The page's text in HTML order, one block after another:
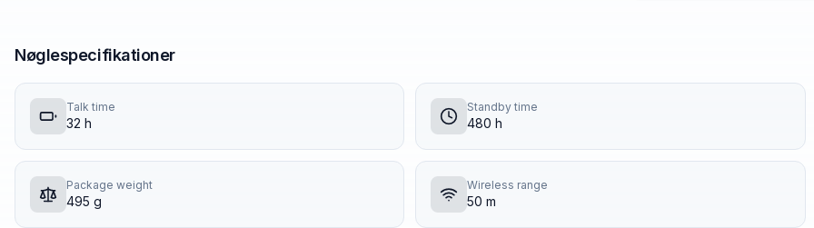
Nøglespecifikationer
Talk time
32 h
Standby time
480 h
Package weight
495 g
Wireless range
50 m